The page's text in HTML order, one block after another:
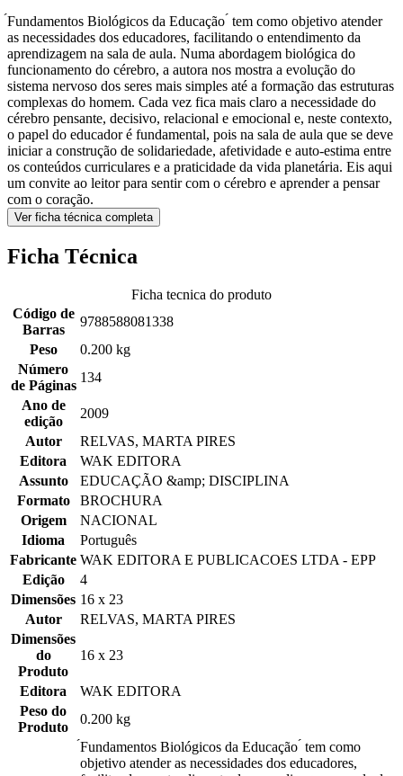
́Fundamentos Biológicos da Educação ́ tem como objetivo atender
as necessidades dos educadores, facilitando o entendimento da
aprendizagem na sala de aula. Numa abordagem biológica do
funcionamento do cérebro, a autora nos mostra a evolução do
sistema nervoso dos seres mais simples até a formação das estruturas
complexas do homem. Cada vez fica mais claro a necessidade do
cérebro pensante, decisivo, relacional e emocional e, neste contexto,
o papel do educador é fundamental, pois na sala de aula que se deve
iniciar a construção de solidariedade, afetividade e auto-estima entre
os conteúdos curriculares e a praticidade da vida planetária. Eis aqui
um convite ao leitor para sentir com o cérebro e aprender a pensar
com o coração.
Ver ficha técnica completa
Ficha Técnica
Ficha tecnica do produto
Código de
Barras
9788588081338
Peso
0.200 kg
Número
de Páginas
134
Ano de
edição
2009
Autor
RELVAS, MARTA PIRES
Editora
WAK EDITORA
Assunto
EDUCAÇÃO &amp; DISCIPLINA
Formato
BROCHURA
Origem
NACIONAL
Idioma
Português
Fabricante WAK EDITORA E PUBLICACOES LTDA - EPP
Edição
4
Dimensões 16 x 23
Autor
RELVAS, MARTA PIRES
Dimensões
do
Produto
16 x 23
Editora
WAK EDITORA
Peso do
Produto
0.200 kg
́Fundamentos Biológicos da Educação ́ tem como
objetivo atender as necessidades dos educadores,